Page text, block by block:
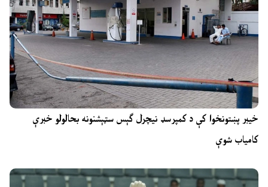
خیبر پښتونخوا کې د کمپرسډ نیچرل ګېس سټېشنونه بحالولو خبرې
کامیاب شوې